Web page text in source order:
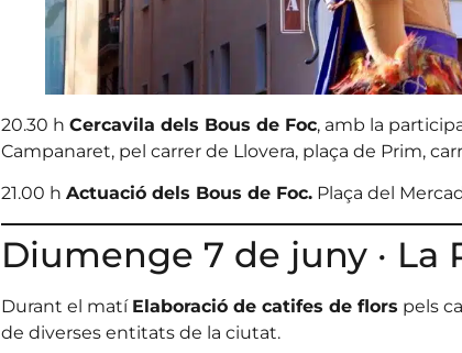
20.30 h Cercavila dels Bous de Foc, amb la
Campanaret, pel carrer de Llovera, plaça de Prim,
21.00 h Actuació dels Bous de Foc.Plaça del
Diumenge 7 de juny · La
Durant el matí Elaboració de catifes de flors pels
de diverses entitats de la ciutat.